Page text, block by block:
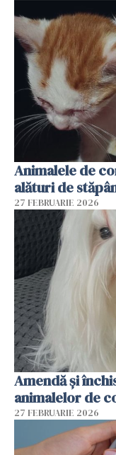
Animalele de
alături de
27 FEBRUARIE 2026
Amendă și
animalelor de
27 FEBRUARIE 2026